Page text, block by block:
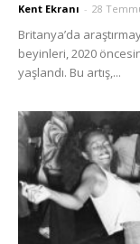
Kent Ekranı - 28
Britanya’da
beyinleri, 2020
yaşlandı. Bu artış,...